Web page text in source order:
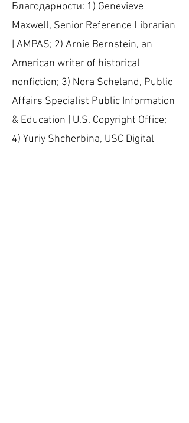
Благодарности: 1) Genevieve
Maxwell, Senior Reference Librarian
| AMPAS; 2) Arnie Bernstein, an
American writer of historical
nonfiction; 3) Nora Scheland, Public
Affairs Specialist Public Information
& Education | U.S. Copyright Office;
4) Yuriy Shcherbina, USC Digital